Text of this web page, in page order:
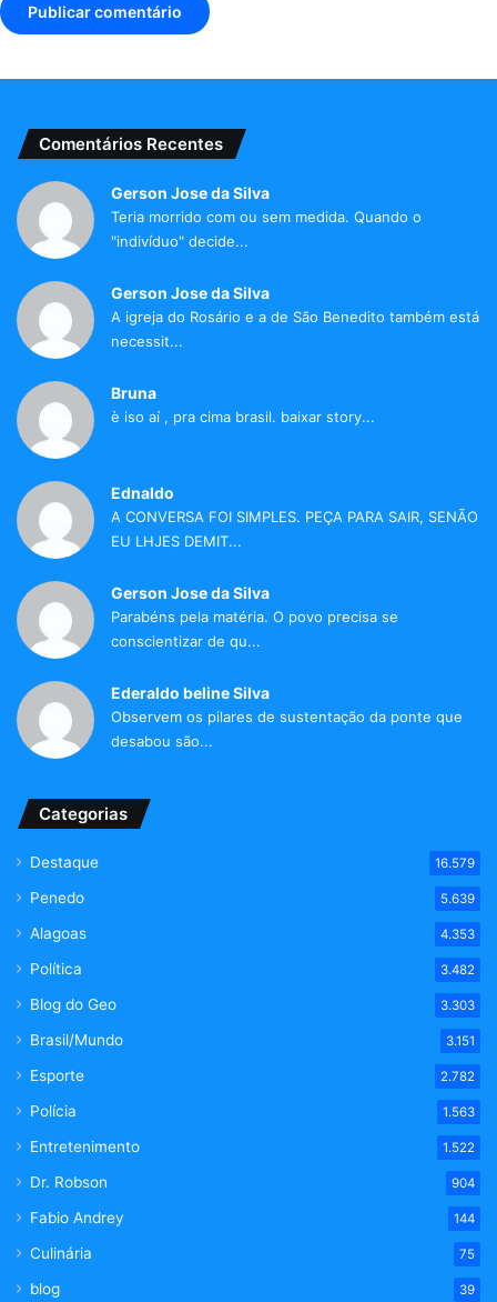
Comentários Recentes
Gerson Jose da Silva
Teria morrido com ou sem medida. Quando o
"indivíduo" decide...
Gerson Jose da Silva
A igreja do Rosário e a de São Benedito também está
necessit...
Bruna
è iso aí , pra cima brasil. baixar story...
Ednaldo
A CONVERSA FOI SIMPLES. PEÇA PARA SAIR, SENÃO
EU LHJES DEMIT...
Gerson Jose da Silva
Parabéns pela matéria. O povo precisa se
conscientizar de qu...
Ederaldo beline Silva
Observem os pilares de sustentação da ponte que
desabou são...
Categorias
Destaque 16.579
Penedo 5.639
Alagoas 4.353
Política 3.482
Blog do Geo 3.303
Brasil/Mundo 3.151
Esporte 2.782
Polícia 1.563
Entretenimento 1.522
Dr. Robson 904
Fabio Andrey 144
Culinária 75
blog 39